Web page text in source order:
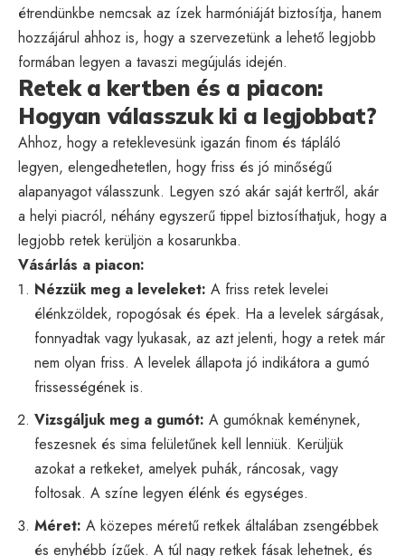
étrendünkbe nemcsak az ízek harmóniáját biztosítja, hanem
hozzájárul ahhoz is, hogy a szervezetünk a lehető legjobb
formában legyen a tavaszi megújulás idején.
Retek a kertben és a piacon:
Hogyan válasszuk ki a legjobbat?
Ahhoz, hogy a reteklevesünk igazán finom és tápláló
legyen, elengedhetetlen, hogy friss és jó minőségű
alapanyagot válasszunk. Legyen szó akár saját kertről, akár
a helyi piacról, néhány egyszerű tippel biztosíthatjuk, hogy a
legjobb retek kerüljön a kosarunkba.
Vásárlás a piacon:
Nézzük meg a leveleket: A friss retek levelei
élénkzöldek, ropogósak és épek. Ha a levelek sárgásak,
fonnyadtak vagy lyukasak, az azt jelenti, hogy a retek már
nem olyan friss. A levelek állapota jó indikátora a gumó
frissességének is.
Vizsgáljuk meg a gumót: A gumóknak keménynek,
feszesnek és sima felületűnek kell lenniük. Kerüljük
azokat a retkeket, amelyek puhák, ráncosak, vagy
foltosak. A színe legyen élénk és egységes.
Méret: A közepes méretű retkek általában zsengébbek
és enyhébb ízűek. A túl nagy retkek fásak lehetnek, és